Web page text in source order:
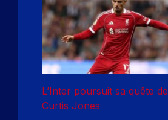
L’Inter poursuit sa quête de
Curtis Jones